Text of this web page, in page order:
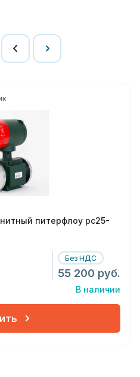
питерфлоу рс25-
Без НДС
55 200 руб.
В наличии